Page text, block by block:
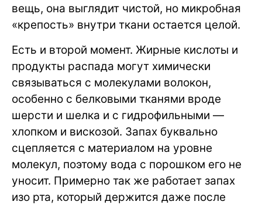
вещь, она выглядит чистой, но микробная
«крепость» внутри ткани остается целой.
Есть и второй момент. Жирные кислоты и
продукты распада могут химически
связываться с молекулами волокон,
особенно с белковыми тканями вроде
шерсти и шелка и с гидрофильными —
хлопком и вискозой. Запах буквально
сцепляется с материалом на уровне
молекул, поэтому вода с порошком его не
уносит. Примерно так же работает запах
изо рта, который держится даже после